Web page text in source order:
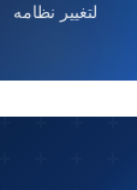
لتغيير نظامه